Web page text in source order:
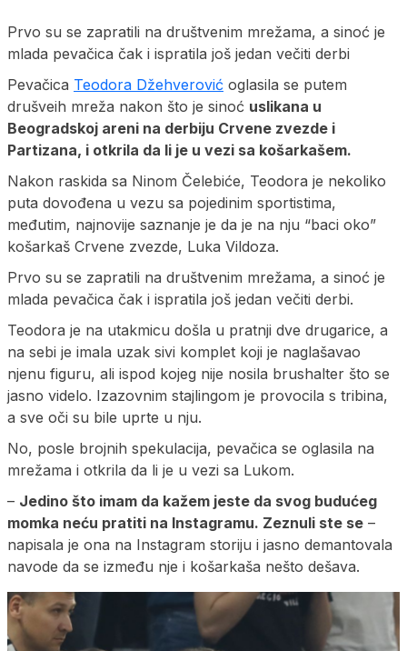
Prvo su se zapratili na društvenim mrežama, a sinoć je
mlada pevačica čak i ispratila još jedan večiti derbi
Pevačica Teodora Džehverović oglasila se putem
drušveih mreža nakon što je sinoć uslikana u
Beogradskoj areni na derbiju Crvene zvezde i
Partizana, i otkrila da li je u vezi sa košarkašem.
Nakon raskida sa Ninom Čelebiće, Teodora je nekoliko
puta dovođena u vezu sa pojedinim sportistima,
međutim, najnovije saznanje je da je na nju “baci oko”
košarkaš Crvene zvezde, Luka Vildoza.
Prvo su se zapratili na društvenim mrežama, a sinoć je
mlada pevačica čak i ispratila još jedan večiti derbi.
Teodora je na utakmicu došla u pratnji dve drugarice, a
na sebi je imala uzak sivi komplet koji je naglašavao
njenu figuru, ali ispod kojeg nije nosila brushalter što se
jasno videlo. Izazovnim stajlingom je provocila s tribina,
a sve oči su bile uprte u nju.
No, posle brojnih spekulacija, pevačica se oglasila na
mrežama i otkrila da li je u vezi sa Lukom.
– Jedino što imam da kažem jeste da svog budućeg
momka neću pratiti na Instagramu. Zeznuli ste se –
napisala je ona na Instagram storiju i jasno demantovala
navode da se između nje i košarkaša nešto dešava.